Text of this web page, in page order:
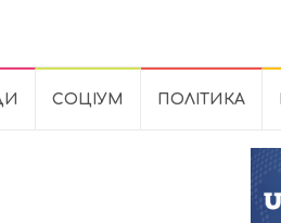
СОЦІУМ ПОЛІТИКА